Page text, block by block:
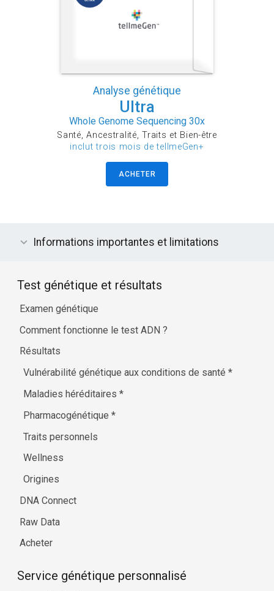
Analyse génétique
Ultra
Whole Genome Sequencing 30x
Santé, Ancestralité, Traits et Bien-être
inclut trois mois de tellmeGen+
ACHETER
Informations importantes et limitations
Test génétique et résultats
Examen génétique
Comment fonctionne le test ADN ?
Résultats
Vulnérabilité génétique aux conditions de santé*
Maladies héréditaires*
Pharmacogénétique*
Traits personnels
Wellness
Origines
DNA Connect
Raw Data
Acheter
Service génétique personnalisé